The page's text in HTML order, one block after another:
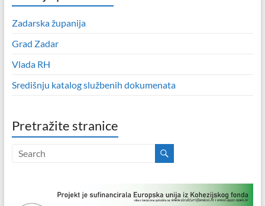
Zadarska županija
Grad Zadar
Vlada RH
Središnju katalog službenih dokumenata
Pretražite stranice